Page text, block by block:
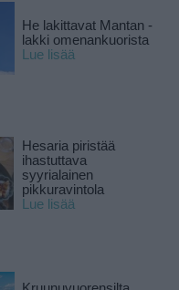
He lakittavat Mantan -
lakki omenankuorista
Lue lisää
Hesaria piristää
ihastuttava
syyrialainen
pikkuravintola
Lue lisää